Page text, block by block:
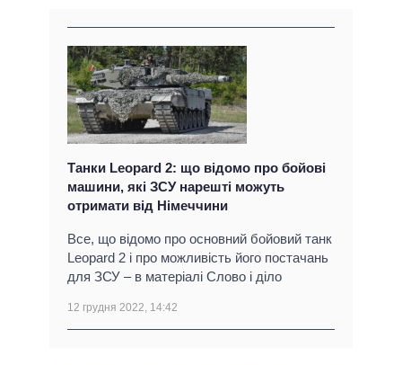
Танки Leopard 2: що відомо про бойові
машини, які ЗСУ нарешті можуть
отримати від Німеччини
Все, що відомо про основний бойовий танк
Leopard 2 і про можливість його постачань
для ЗСУ – в матеріалі Слово і діло
12 грудня 2022, 14:42